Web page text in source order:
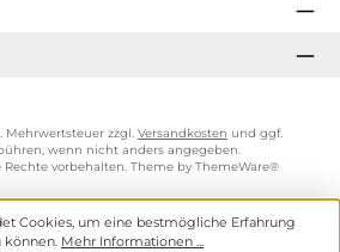
Mehrwertsteuer zzgl. Versandkosten und ggf.
wenn nicht anders angegeben.
vorbehalten. Theme by ThemeWare®
Cookies, um eine bestmögliche Erfahrung
können. Mehr Informationen ...